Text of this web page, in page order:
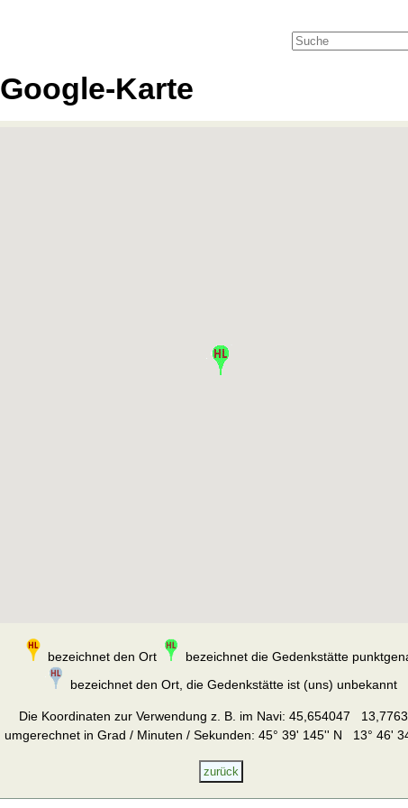
Google-Karte
bezeichnet den Ort
bezeichnet die Gedenkstätte
bezeichnet den Ort, die Gedenkstätte ist (uns) unbekannt
Die Koordinaten zur Verwendung z. B. im Navi: 45,654047
umgerechnet in Grad / Minuten / Sekunden: 45° 39' 145'' N 13° 46'